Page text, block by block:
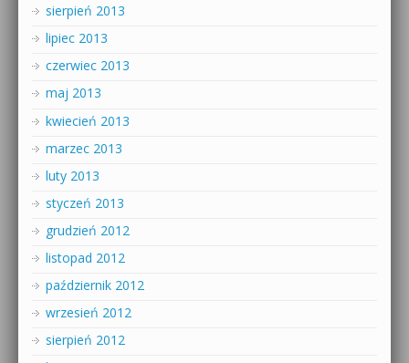
sierpień 2013
lipiec 2013
czerwiec 2013
maj 2013
kwiecień 2013
marzec 2013
luty 2013
styczeń 2013
grudzień 2012
listopad 2012
październik 2012
wrzesień 2012
sierpień 2012